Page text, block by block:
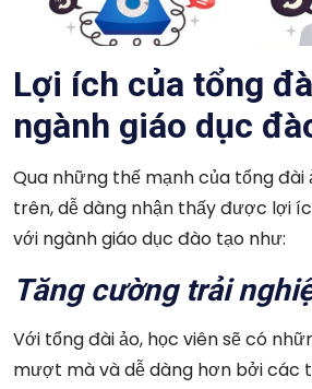
Lợi ích của tổng
ngành giáo dục
Qua những thế mạnh của tổng
trên, dễ dàng nhận thấy được lợi
với ngành giáo dục đào tạo như:
Tăng cường trải
Với tổng đài ảo, học viên sẽ có
mượt mà và dễ dàng hơn bởi các